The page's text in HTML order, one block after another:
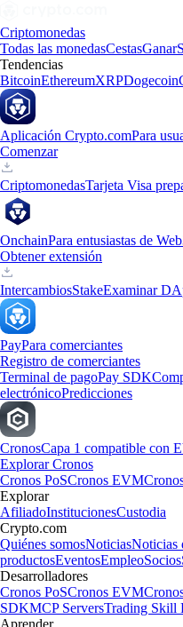
Criptomonedas
Todas las monedasCestasGanar
Tendencias
BitcoinEthereumXRPDogecoin
Aplicación Crypto.comPara
Comenzar
CriptomonedasTarjeta Visa
OnchainPara entusiastas de
Obtener extensión
IntercambiosStakeExaminar
PayPara comerciantes
Registro de comerciantes
Terminal de pagoPay SDK
electrónicoPredicciones
CronosCapa 1 compatible con
Explorar Cronos
Cronos PoSCronos EVM
Explorar
AfiliadoInstitucionesCustodia
Crypto.com
Quiénes somosNoticiasNoticias
productosEventosEmpleoSocios
Desarrolladores
Cronos PoSCronos EVM
SDKMCP ServersTrading Skill
Aprender